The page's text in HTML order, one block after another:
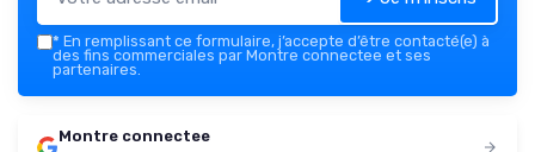
* En remplissant ce formulaire, j’accepte d’être contacté(e) à
des fins commerciales par Montre connectee et ses
partenaires.
Montre connectee